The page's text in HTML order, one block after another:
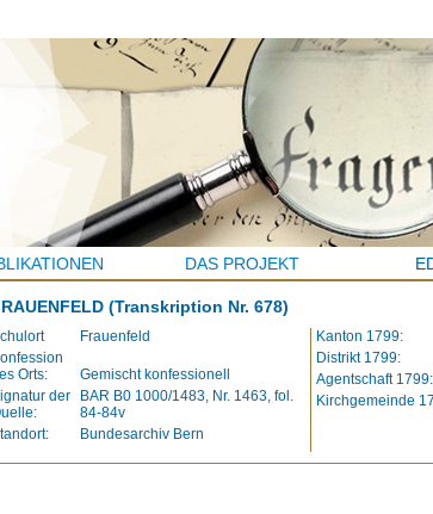
DAS PROJEKT
(Transkription Nr. 678)
Frauenfeld
Orts:
Gemischt konfessionell
der
BAR B0 1000/1483, Nr. 1463, fol.
84-84v
Bundesarchiv Bern
Kanton 1799:
Distrikt 1799:
Agentschaft 1799:
Kirchgemeinde